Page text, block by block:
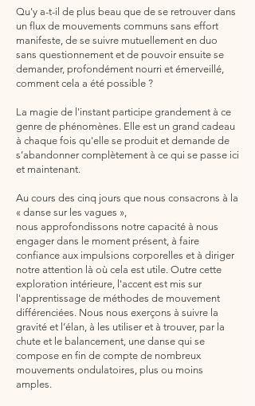
Qu'y a-t-il de plus beau que de se retrouver dans
un flux de mouvements communs sans effort
manifeste, de se suivre mutuellement en duo
sans questionnement et de pouvoir ensuite se
demander, profondément nourri et émerveillé,
comment cela a été possible ?
La magie de l'instant participe grandement à ce
genre de phénomènes. Elle est un grand cadeau
à chaque fois qu'elle se produit et demande de
s’abandonner complètement à ce qui se passe ici
et maintenant.
Au cours des cinq jours que nous consacrons à la
« danse sur les vagues »,
nous approfondissons notre capacité à nous
engager dans le moment présent, à faire
confiance aux impulsions corporelles et à diriger
notre attention là où cela est utile. Outre cette
exploration intérieure, l'accent est mis sur
l'apprentissage de méthodes de mouvement
différenciées. Nous nous exerçons à suivre la
gravité et l’élan, à les utiliser et à trouver, par la
chute et le balancement, une danse qui se
compose en fin de compte de nombreux
mouvements ondulatoires, plus ou moins
amples.